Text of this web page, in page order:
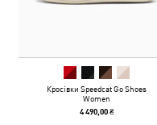
Кросівки Speedcat Go Shoes
Women
4 490,00 ₴